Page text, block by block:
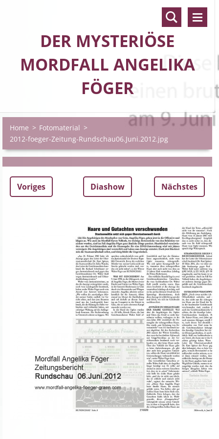
DER MYSTERIÖSE
MORDFALL ANGELIKA
FÖGER
Home > Fotomaterial >
2012-foeger-Zeitung-Rundschau06.Juni.2012.jpg
Voriges Diashow Nächstes